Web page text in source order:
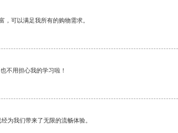
，可以满足我所有的购物需求。
不用担心我的学习啦！
为我们带来了无限的流畅体验。